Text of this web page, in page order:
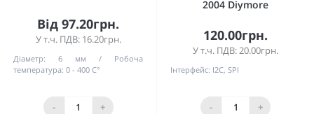
Від 97.20грн.
У т.ч. ПДВ: 16.20грн.
Діаметр: 6 мм
Робоча
температура: 0 - 400 С°
- +
2004 Diymore
120.00грн.
У т.ч. ПДВ: 20.00грн.
Інтерфейс: I2C, SPI
- +